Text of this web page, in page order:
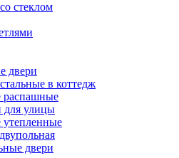
стеклом
двери
в коттедж
распашные
для улицы
утепленные
двери